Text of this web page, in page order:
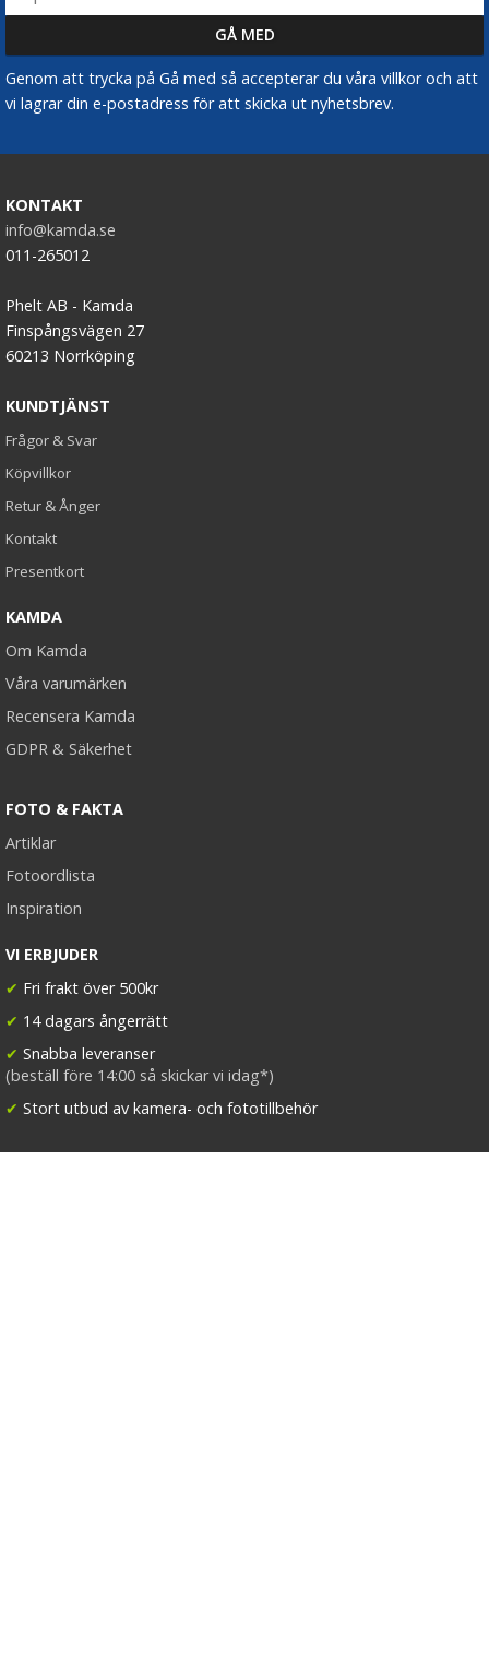
Genom att trycka på Gå med så accepterar du våra villkor och att
vi lagrar din e-postadress för att skicka ut nyhetsbrev.
KONTAKT
info@kamda.se
011-265012
Phelt AB - Kamda
Finspångsvägen 27
60213 Norrköping
KUNDTJÄNST
Frågor & Svar
Köpvillkor
Retur & Ånger
Kontakt
Presentkort
KAMDA
Om Kamda
Våra varumärken
Recensera Kamda
GDPR & Säkerhet
FOTO & FAKTA
Artiklar
Fotoordlista
Inspiration
VI ERBJUDER
✔ Fri frakt över 500kr
✔ 14 dagars ångerrätt
✔ Snabba leveranser
(beställ före 14:00 så skickar vi idag*)
✔ Stort utbud av kamera- och fototillbehör